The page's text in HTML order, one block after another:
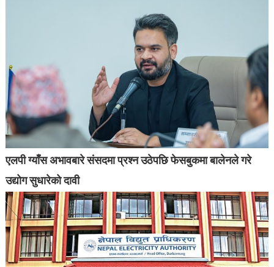
एलपी ग्याँस अभावबारे संसदमा प्रश्न उठेपछि फेसबुकमा बालेनले गरे
उद्योग सुधारेको दावी